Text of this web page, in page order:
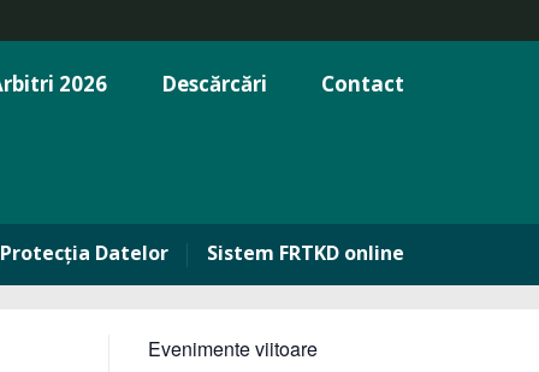
2026 Descărcări Contact
Protecția Datelor Sistem FRTKD online
Evenimente viitoare